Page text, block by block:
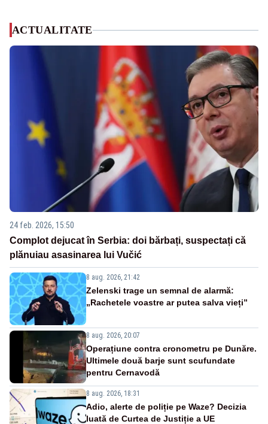
ACTUALITATE
24 feb. 2026, 15:50
Complot dejucat în Serbia: doi bărbați, suspectați că
plănuiau asasinarea lui Vučić
8 aug. 2026, 21:42
Zelenski trage un semnal de alarmă:
„Rachetele voastre ar putea salva vieți”
8 aug. 2026, 20:07
Operațiune contra cronometru pe Dunăre.
Ultimele două barje sunt scufundate
pentru Cernavodă
8 aug. 2026, 18:31
Adio, alerte de poliție pe Waze? Decizia
luată de Curtea de Justiție a UE